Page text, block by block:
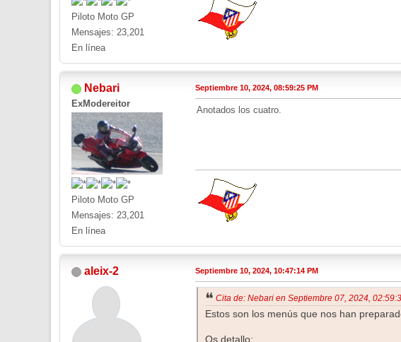
Piloto Moto GP
Mensajes: 23,201
En línea
Nebari
ExModereitor
Piloto Moto GP
Mensajes: 23,201
En línea
Septiembre 10, 2024, 08:59:25 PM
Anotados los cuatro.
aleix-2 Septiembre 10, 2024, 10:47:14 PM
Cita de: Nebari en Septiembre 07, 2024,
Estos son los menús que nos han
Os detallo: